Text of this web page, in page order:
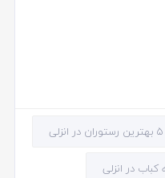
5 بهترین رستوران در انزلی
در انزلی